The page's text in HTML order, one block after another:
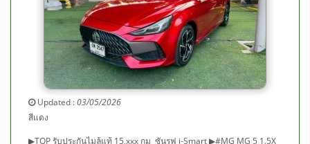
Updated :03/05/2026
สีแดง
▶TOP รับประกันไมล้แท้ 15,xxx กม ซันรูฟ i-Smart ▶#MG MG 5 1.5X